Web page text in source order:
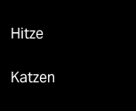
Hitze
Katzen